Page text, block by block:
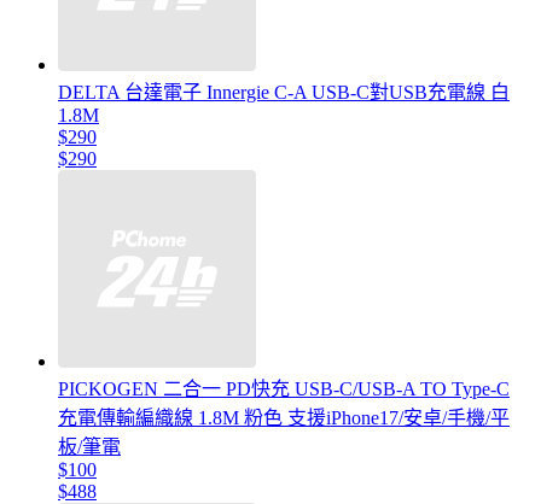
DELTA 台達電子 Innergie C-A USB-C對USB充電線 白
1.8M
$290
$290
PICKOGEN 二合一 PD快充 USB-C/USB-A TO Type-C
充電傳輸編織線 1.8M 粉色 支援iPhone17/安卓/手機/平
板/筆電
$100
$488